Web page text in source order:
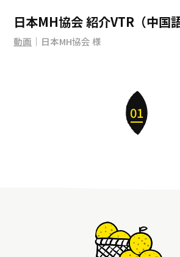
日本MH協会 紹介VTR（中国
動画 ｜日本MH協会 様
01